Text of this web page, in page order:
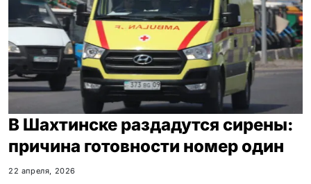
В Шахтинске раздадутся сирены:
причина готовности номер один
22 апреля, 2026